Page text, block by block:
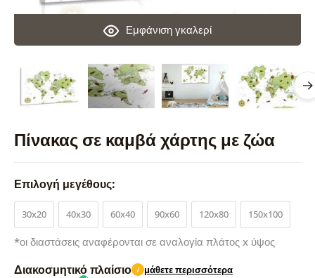
Πίνακας σε καμβά χάρτης με ζώα
Εμφάνιση γκαλερί
Επιλογή μεγέθους:
30x20 40x30 60x40 90x60 120x80 150x100
*οι διαστάσεις αναφέρονται σε αναλογία πλάτος x ύψος
Διακοσμητικό πλαίσιο i μάθετε περισσότερα